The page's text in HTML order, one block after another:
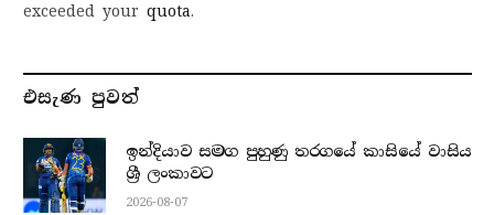
exceeded your quota.
එසැණ පුව​ත්
ඉන්දියාව සමග පුහුණු තරගයේ කාසියේ වාසිය
ශ්‍රී ලංකාවට
2026-08-07